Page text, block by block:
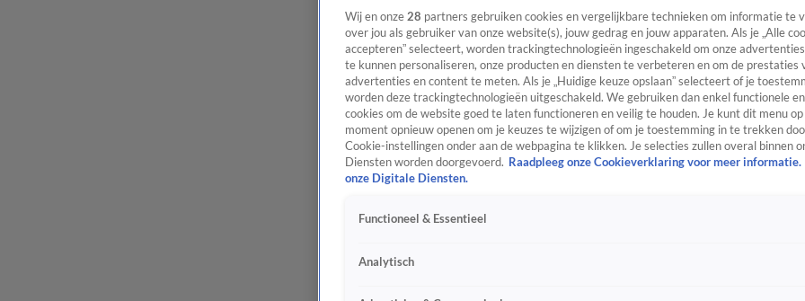
Wij en onze 28 partners gebruiken cookies en vergelijkbare technieken om informatie te
over jou als gebruiker van onze website(s), jouw gedrag en jouw apparaten. Als je „Alle
accepteren” selecteert, worden trackingtechnologieën ingeschakeld om onze
te kunnen personaliseren, onze producten en diensten te verbeteren en om de prestaties
advertenties en content te meten. Als je „Huidige keuze opslaan” selecteert of je
worden deze trackingtechnologieën uitgeschakeld. We gebruiken dan enkel functionele
cookies om de website goed te laten functioneren en veilig te houden. Je kunt dit menu
moment opnieuw openen om je keuzes te wijzigen of om je toestemming in te trekken
Cookie-instellingen onder aan de webpagina te klikken. Je selecties zullen overal binnen
Diensten worden doorgevoerd. Raadpleeg onze Cookieverklaring voor meer informatie.
onze Digitale Diensten.
Functioneel & Essentieel
Analytisch